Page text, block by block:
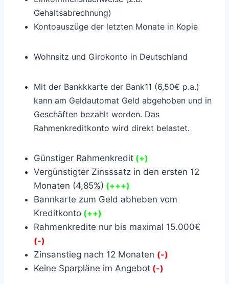
Gehaltsabrechnung)
Kontoauszüge der letzten Monate in Kopie
Wohnsitz und Girokonto in Deutschland
Mit der Bankkkarte der Bank11 (6,50€ p.a.)
kann am Geldautomat Geld abgehoben und in
Geschäften bezahlt werden. Das
Rahmenkreditkonto wird direkt belastet.
Günstiger Rahmenkredit (+)
Vergünstigter Zinsssatz in den ersten 12
Monaten (4,85%) (+++)
Bannkarte zum Geld abheben vom
Kreditkonto (++)
Rahmenkredite nur bis maximal 15.000€
(-)
Zinsanstieg nach 12 Monaten (-)
Keine Sparpläne im Angebot (-)